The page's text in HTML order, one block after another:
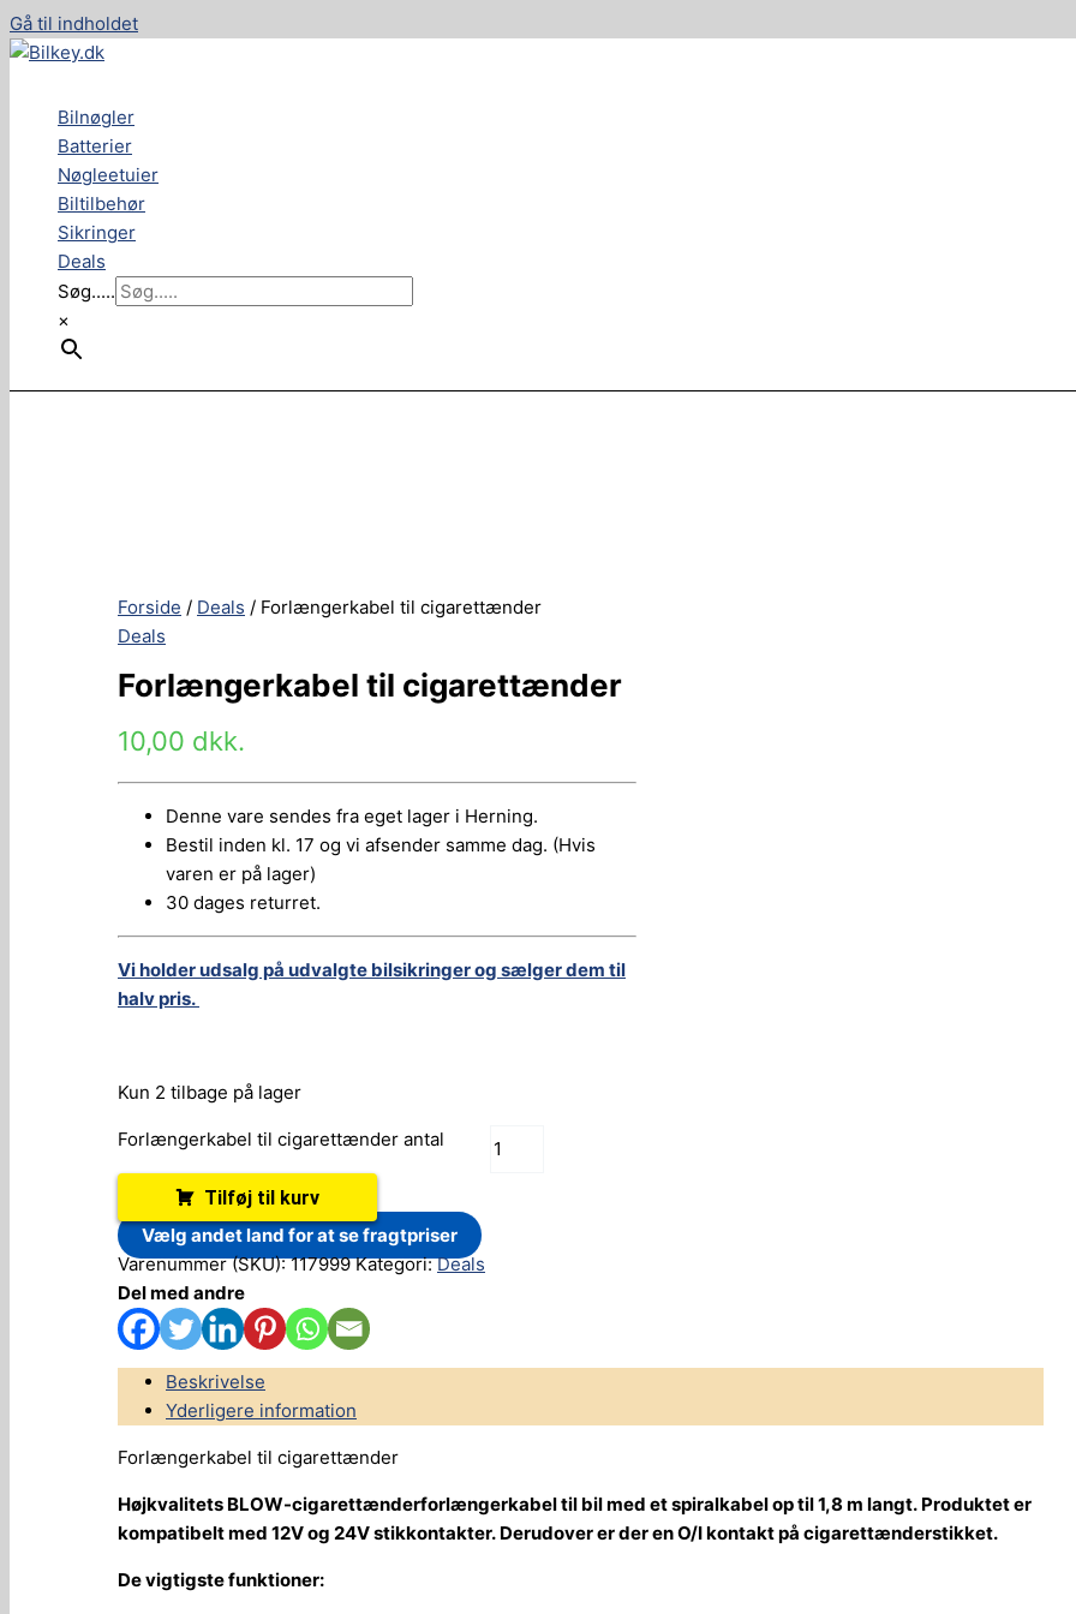
Gå til indholdet
Bilnøgler
Batterier
Nøgleetuier
Biltilbehør
Sikringer
Deals
Søg.....
×
Forside / Deals / Forlængerkabel til cigarettænder
Deals
Forlængerkabel til cigarettænder
10,00 dkk.
Denne vare sendes fra eget lager i Herning.
Bestil inden kl. 17 og vi afsender samme dag. (Hvis
varen er på lager)
30 dages returret.
Vi holder udsalg på udvalgte bilsikringer og sælger dem til
halv pris.
Kun 2 tilbage på lager
Forlængerkabel til cigarettænder antal
Tilføj til kurv
Vælg andet land for at se fragtpriser
Varenummer (SKU):117999 Kategori:Deals
Del med andre
Beskrivelse
Yderligere information
Forlængerkabel til cigarettænder
Højkvalitets BLOW-cigarettænderforlængerkabel til bil med et spiralkabel op til 1,8 m langt. Produktet er
kompatibelt med 12V og 24V stikkontakter. Derudover er der en O/I kontakt på cigarettænderstikket.
De vigtigste funktioner: